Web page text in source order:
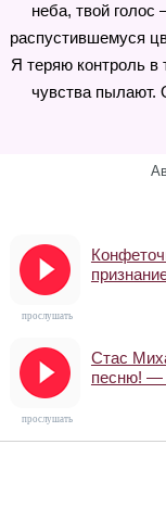
неба, твой
распустившемуся
Я теряю контроль в
чувства пылают.
прослушать
Стас
песню! —
прослушать